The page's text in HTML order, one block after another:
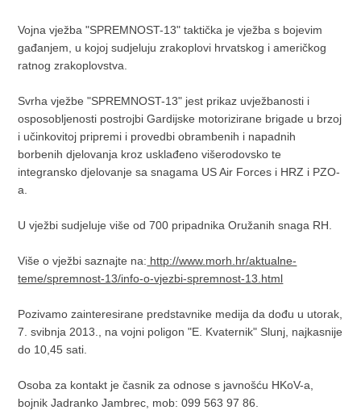
Vojna vježba "SPREMNOST-13" taktička je vježba s bojevim
gađanjem, u kojoj sudjeluju zrakoplovi hrvatskog i američkog
ratnog zrakoplovstva.
Svrha vježbe "SPREMNOST-13" jest prikaz uvježbanosti i
osposobljenosti postrojbi Gardijske motorizirane brigade u brzoj
i učinkovitoj pripremi i provedbi obrambenih i napadnih
borbenih djelovanja kroz usklađeno višerodovsko te
integransko djelovanje sa snagama US Air Forces i HRZ i PZO-
a.
U vježbi sudjeluje više od 700 pripadnika Oružanih snaga RH.
Više o vježbi saznajte na: http://www.morh.hr/aktualne-
teme/spremnost-13/info-o-vjezbi-spremnost-13.html
Pozivamo zainteresirane predstavnike medija da dođu u utorak,
7. svibnja 2013., na vojni poligon "E. Kvaternik" Slunj, najkasnije
do 10,45 sati.
Osoba za kontakt je časnik za odnose s javnošću HKoV-a,
bojnik Jadranko Jambrec, mob: 099 563 97 86.